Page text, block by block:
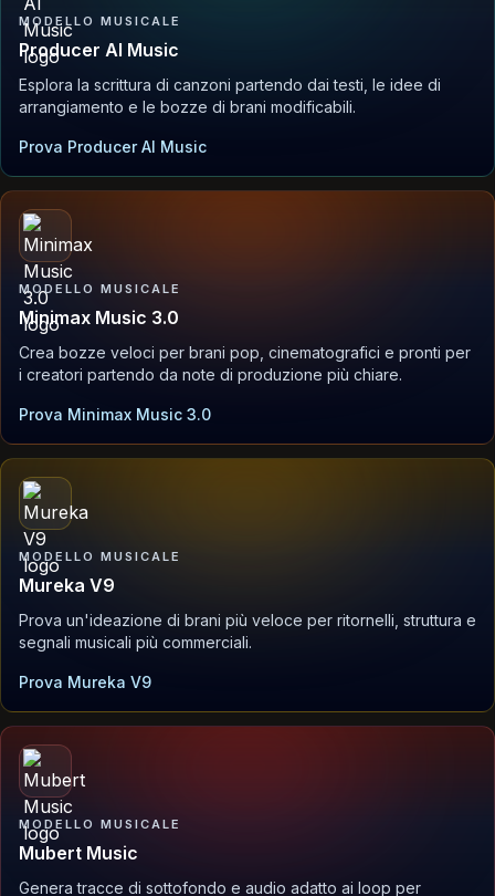
MODELLO MUSICALE
Producer AI Music
Esplora la scrittura di canzoni partendo dai testi, le idee di
arrangiamento e le bozze di brani modificabili.
Prova Producer AI Music
MODELLO MUSICALE
Minimax Music 3.0
Crea bozze veloci per brani pop, cinematografici e pronti per
i creatori partendo da note di produzione più chiare.
Prova Minimax Music 3.0
MODELLO MUSICALE
Mureka V9
Prova un'ideazione di brani più veloce per ritornelli, struttura e
segnali musicali più commerciali.
Prova Mureka V9
MODELLO MUSICALE
Mubert Music
Genera tracce di sottofondo e audio adatto ai loop per